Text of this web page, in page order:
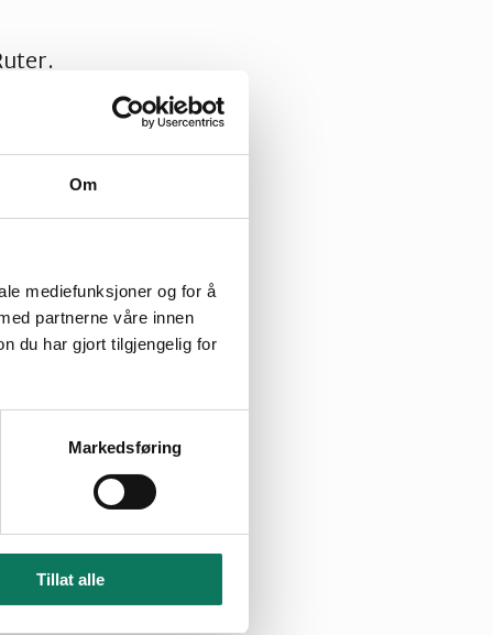
Om
mediefunksjoner og for å
partnerne våre innen
du har gjort tilgjengelig for
Markedsføring
Tillat alle
er 6.
sine delegater
på mer